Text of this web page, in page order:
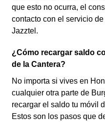
que esto no ocurra, el
contacto con el servicio
Jazztel.
¿Cómo recargar saldo
de la Cantera?
No importa si vives en
cualquier otra parte de
recargar el saldo tu móvil
Estos son los pasos que